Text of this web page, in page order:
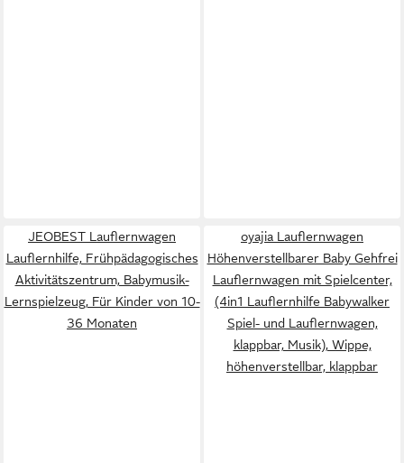
JEOBEST Lauflernwagen
Lauflernhilfe, Frühpädagogisches
Aktivitätszentrum, Babymusik-
Lernspielzeug, Für Kinder von 10-
36 Monaten
oyajia Lauflernwagen
Höhenverstellbarer Baby Gehfrei
Lauflernwagen mit Spielcenter,
(4in1 Lauflernhilfe Babywalker
Spiel- und Lauflernwagen,
klappbar, Musik), Wippe,
höhenverstellbar, klappbar